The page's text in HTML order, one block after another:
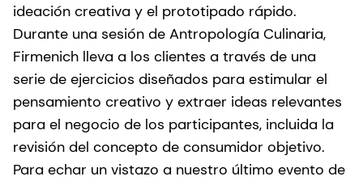
ideación creativa y el prototipado rápido.
Durante una sesión de Antropología Culinaria,
Firmenich lleva a los clientes a través de una
serie de ejercicios diseñados para estimular el
pensamiento creativo y extraer ideas relevantes
para el negocio de los participantes, incluida la
revisión del concepto de consumidor objetivo.
Para echar un vistazo a nuestro último evento de